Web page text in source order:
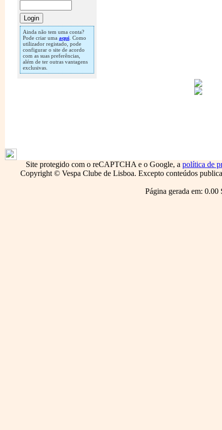
Ainda não tem uma conta?
Pode criar uma aqui . Como
utilizador registado, pode
configurar o site de acordo
com as suas preferências,
além de ter outras vantagens
exclusivas.
Site protegido com o reCAPTCHA e o Google, a política de
Copyright © Vespa Clube de Lisboa. Excepto conteúdos
Página gerada em: 0.00